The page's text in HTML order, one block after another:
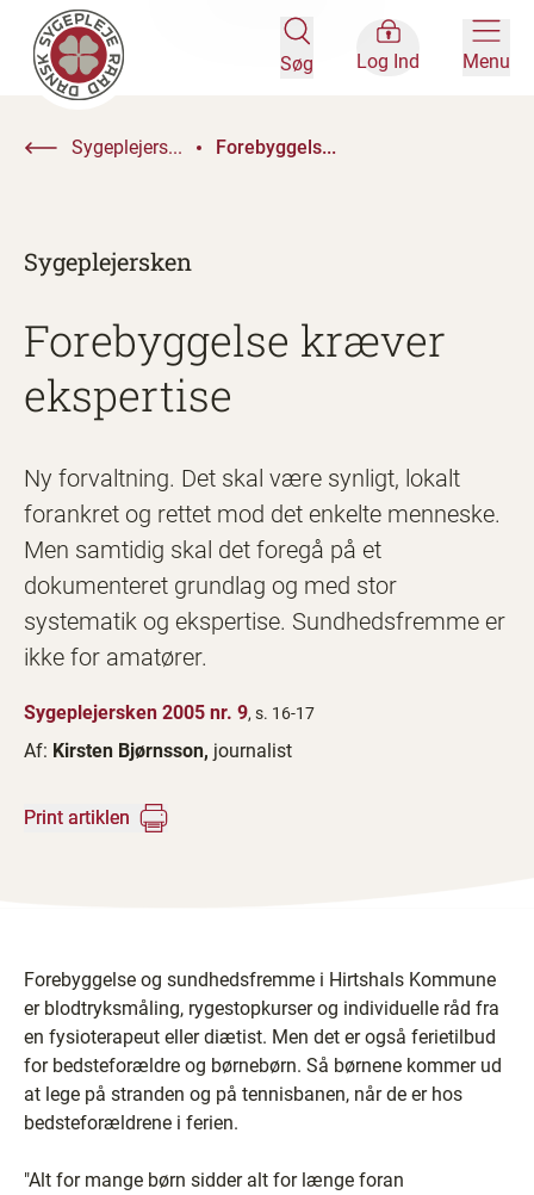
Søg Log Ind Menu
Sygeplejers... Forebyggels...
Sygeplejersken
Forebyggelse kræver
ekspertise
Ny forvaltning. Det skal være synligt, lokalt
forankret og rettet mod det enkelte menneske.
Men samtidig skal det foregå på et
dokumenteret grundlag og med stor
systematik og ekspertise. Sundhedsfremme er
ikke for amatører.
Sygeplejersken 2005 nr. 9, s. 16-17
Af: Kirsten Bjørnsson, journalist
Print artiklen
Forebyggelse og sundhedsfremme i Hirtshals Kommune
er blodtryksmåling, rygestopkurser og individuelle råd fra
en fysioterapeut eller diætist. Men det er også ferietilbud
for bedsteforældre og børnebørn. Så børnene kommer ud
at lege på stranden og på tennisbanen, når de er hos
bedsteforældrene i ferien.
"Alt for mange børn sidder alt for længe foran